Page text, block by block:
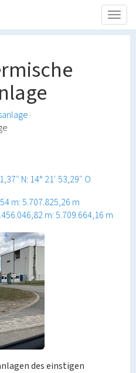
N: 14° 21′ 53,29″ O
m: 5.707.825,26 m
m: 5.709.664,16 m
des einstigen